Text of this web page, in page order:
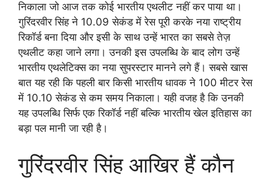
निकाला जो आज तक कोई भारतीय एथलीट नहीं कर पाया था।
गुरिंदरवीर सिंह ने 10.09 सेकंड में रेस पूरी करके नया राष्ट्रीय
रिकॉर्ड बना दिया और इसी के साथ उन्हें भारत का सबसे तेज़
एथलीट कहा जाने लगा। उनकी इस उपलब्धि के बाद लोग उन्हें
भारतीय एथलेटिक्स का नया सुपरस्टार मानने लगे हैं। सबसे खास
बात यह रही कि पहली बार किसी भारतीय धावक ने 100 मीटर रेस
में 10.10 सेकंड से कम समय निकाला। यही वजह है कि उनकी
यह उपलब्धि सिर्फ एक रिकॉर्ड नहीं बल्कि भारतीय खेल इतिहास का
बड़ा पल मानी जा रही है।
गुरिंदरवीर सिंह आखिर हैं कौन